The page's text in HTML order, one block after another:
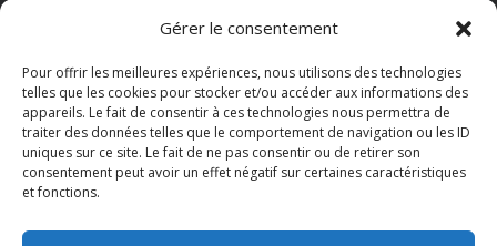
Gérer le consentement
Pour offrir les meilleures expériences, nous utilisons des technologies
telles que les cookies pour stocker et/ou accéder aux informations des
appareils. Le fait de consentir à ces technologies nous permettra de
traiter des données telles que le comportement de navigation ou les ID
uniques sur ce site. Le fait de ne pas consentir ou de retirer son
consentement peut avoir un effet négatif sur certaines caractéristiques
et fonctions.